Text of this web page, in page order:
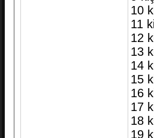
10
11
12
13
14
15
16
17
18
19